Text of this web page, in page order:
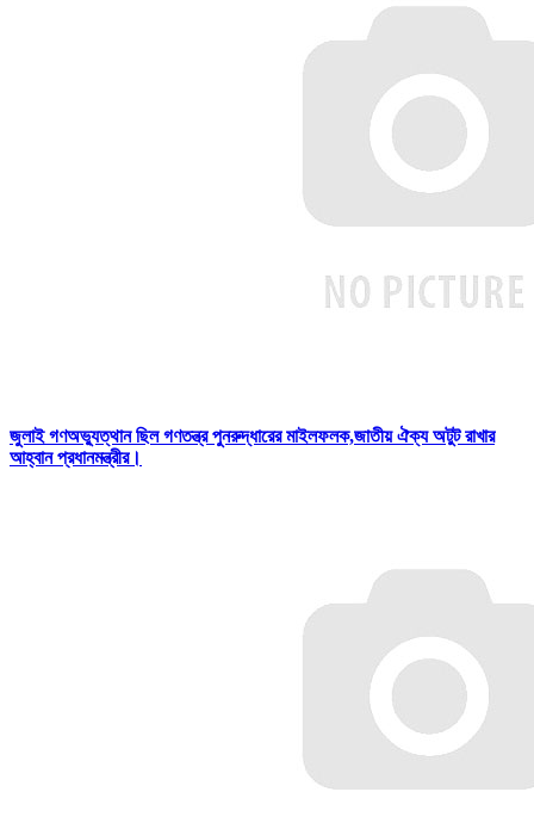
জুলাই গণঅভ্যুত্থান ছিল গণতন্ত্র পুনরুদ্ধারের মাইলফলক,জাতীয় ঐক্য অটুট রাখার
আহ্বান প্রধানমন্ত্রীর।